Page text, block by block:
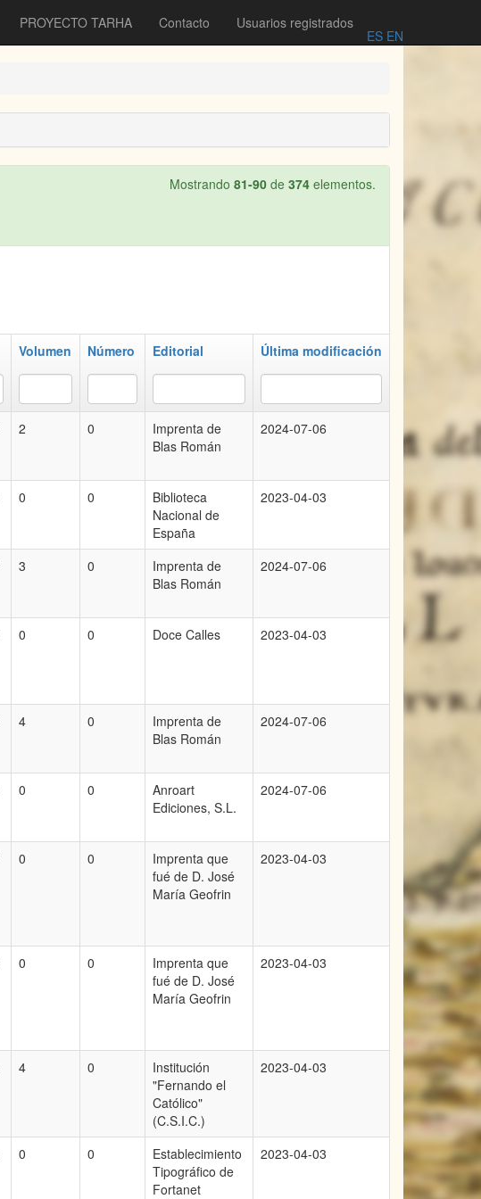
PROYECTO TARHA Contacto Usuarios registrados
ES EN
Mostrando 81-90 de 374 elementos.
Volumen Número Editorial Última modificación
2 0
Imprenta de
Blas Román
2024-07-06
0 0
Biblioteca
Nacional de
España
2023-04-03
3 0
Imprenta de
Blas Román
2024-07-06
0 0 Doce Calles 2023-04-03
4 0
Imprenta de
Blas Román
2024-07-06
0 0
Anroart
Ediciones, S.L.
2024-07-06
0 0
Imprenta que
fué de D. José
María Geofrin
2023-04-03
0 0
Imprenta que
fué de D. José
María Geofrin
2023-04-03
4 0
Institución
"Fernando el
Católico"
(C.S.I.C.)
2023-04-03
0 0
Establecimiento
Tipográfico de
Fortanet
2023-04-03